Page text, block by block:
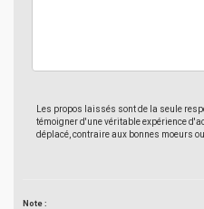
Les propos laissés sont de la seule
témoigner d'une véritable expérience
déplacé, contraire aux bonnes moeurs
Note :